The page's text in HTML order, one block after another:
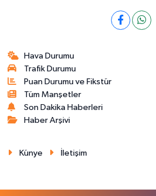
Hava Durumu
Trafik Durumu
Puan Durumu ve Fikstür
Tüm Manşetler
Son Dakika Haberleri
Haber Arşivi
Künye İletişim